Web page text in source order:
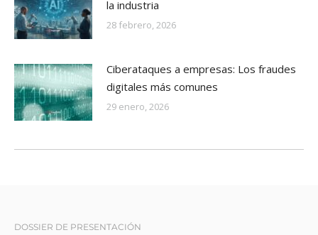
la industria
28 febrero, 2026
Ciberataques a empresas: Los fraudes
digitales más comunes
29 enero, 2026
DOSSIER DE PRESENTACIÓN